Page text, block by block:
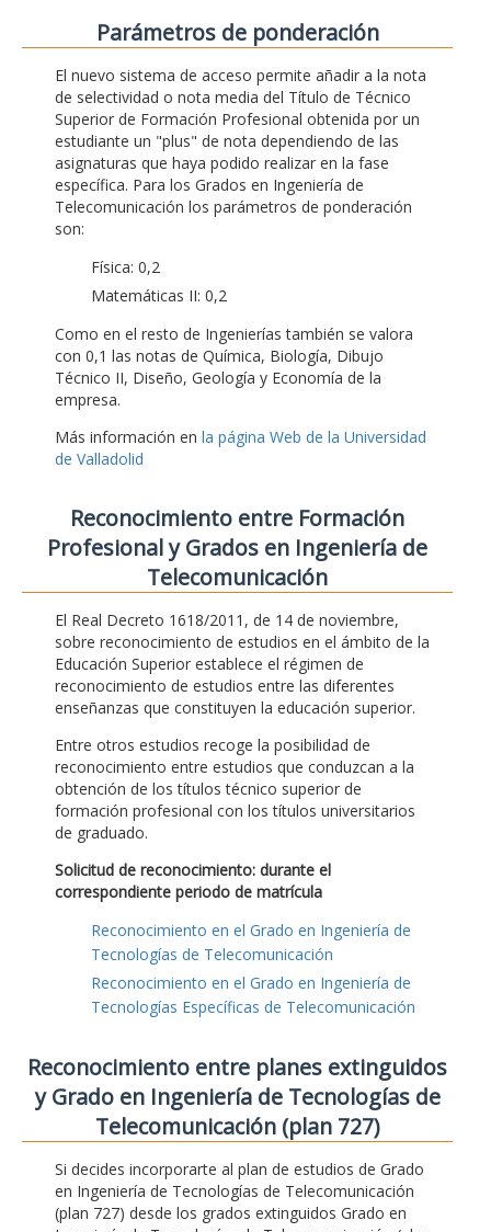
Parámetros de ponderación
El nuevo sistema de acceso permite añadir a la nota
de selectividad o nota media del Título de Técnico
Superior de Formación Profesional obtenida por un
estudiante un "plus" de nota dependiendo de las
asignaturas que haya podido realizar en la fase
específica. Para los Grados en Ingeniería de
Telecomunicación los parámetros de ponderación
son:
Física: 0,2
Matemáticas II: 0,2
Como en el resto de Ingenierías también se valora
con 0,1 las notas de Química, Biología, Dibujo
Técnico II, Diseño, Geología y Economía de la
empresa.
Más información en la página Web de la Universidad
de Valladolid
Reconocimiento entre Formación
Profesional y Grados en Ingeniería de
Telecomunicación
El Real Decreto 1618/2011, de 14 de noviembre,
sobre reconocimiento de estudios en el ámbito de la
Educación Superior establece el régimen de
reconocimiento de estudios entre las diferentes
enseñanzas que constituyen la educación superior.
Entre otros estudios recoge la posibilidad de
reconocimiento entre estudios que conduzcan a la
obtención de los títulos técnico superior de
formación profesional con los títulos universitarios
de graduado.
Solicitud de reconocimiento: durante el
correspondiente periodo de matrícula
Reconocimiento en el Grado en Ingeniería de
Tecnologías de Telecomunicación
Reconocimiento en el Grado en Ingeniería de
Tecnologías Específicas de Telecomunicación
Reconocimiento entre planes extinguidos
y Grado en Ingeniería de Tecnologías de
Telecomunicación (plan 727)
Si decides incorporarte al plan de estudios de Grado
en Ingeniería de Tecnologías de Telecomunicación
(plan 727) desde los grados extinguidos Grado en